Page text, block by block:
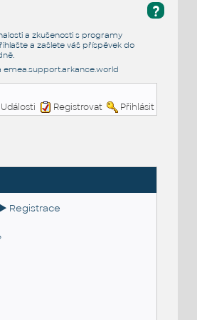
?
a zkušenosti s programy
a zašlete váš příspěvek do
.
emea.support.arkance.world
Události Registrovat Přihlásit
Registrace